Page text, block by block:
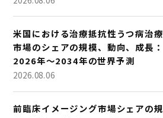
米国における治療抵抗性うつ病治療
市場のシェアの規模、動向、成長：
2026年～2034年の世界予測
2026.08.06
前臨床イメージング市場シェアの規